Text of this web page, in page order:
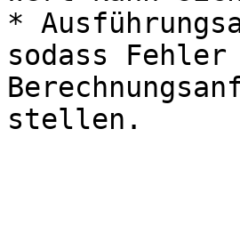
*
sodass